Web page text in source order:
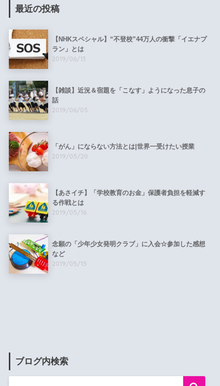
最近の投稿
【NHKスペシャル】“不登校”44万人の衝撃「イエナプ
ラン」とは
2019/06/13
【雑談】近況＆宿題を「こなす」ようになった息子の
話
2019/06/05
「がん」にならない方法とは|世界一受けたい授業
2019/05/20
【あさイチ】「学校教育のお金」保護者負担を軽減す
る作戦とは
2019/05/16
念願の「少年少女発明クラブ」に入会☆参加した感想
など
2019/05/15
ブログ内検索